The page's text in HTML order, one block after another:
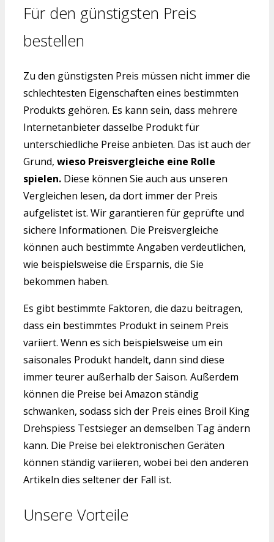
Für den günstigsten Preis
bestellen
Zu den günstigsten Preis müssen nicht immer die
schlechtesten Eigenschaften eines bestimmten
Produkts gehören. Es kann sein, dass mehrere
Internetanbieter dasselbe Produkt für
unterschiedliche Preise anbieten. Das ist auch der
Grund, wieso Preisvergleiche eine Rolle
spielen. Diese können Sie auch aus unseren
Vergleichen lesen, da dort immer der Preis
aufgelistet ist. Wir garantieren für geprüfte und
sichere Informationen. Die Preisvergleiche
können auch bestimmte Angaben verdeutlichen,
wie beispielsweise die Ersparnis, die Sie
bekommen haben.
Es gibt bestimmte Faktoren, die dazu beitragen,
dass ein bestimmtes Produkt in seinem Preis
variiert. Wenn es sich beispielsweise um ein
saisonales Produkt handelt, dann sind diese
immer teurer außerhalb der Saison. Außerdem
können die Preise bei Amazon ständig
schwanken, sodass sich der Preis eines Broil King
Drehspiess Testsieger an demselben Tag ändern
kann. Die Preise bei elektronischen Geräten
können ständig variieren, wobei bei den anderen
Artikeln dies seltener der Fall ist.
Unsere Vorteile